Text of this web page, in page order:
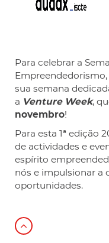
Para celebrar a
sua semana
a Venture Week,
novembro!
Para esta 1ª edição
de actividades e
espírito
nós e impulsionar a
oportunidades.